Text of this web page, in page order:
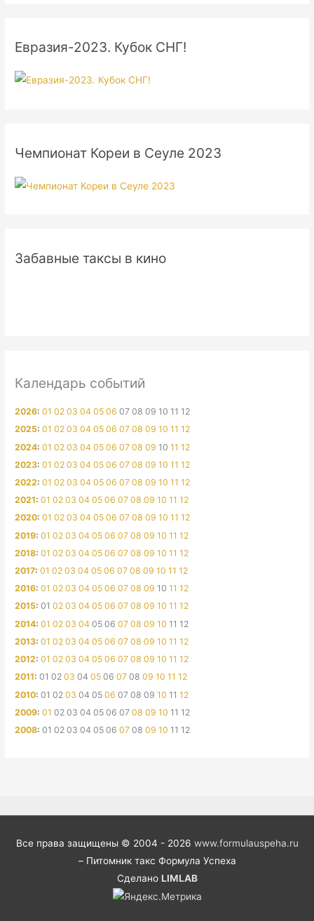
Евразия-2023. Кубок СНГ!
Чемпионат Кореи в Сеуле 2023
Забавные таксы в кино
Календарь событий
2026:01 02 03 04 05 06 07 08 09 10 11 12
2025:01 02 03 04 05 06 07 08 09 10 11 12
2024:01 02 03 04 05 06 07 08 09 10 11 12
2023:01 02 03 04 05 06 07 08 09 10 11 12
2022:01 02 03 04 05 06 07 08 09 10 11 12
2021:01 02 03 04 05 06 07 08 09 10 11 12
2020:01 02 03 04 05 06 07 08 09 10 11 12
2019:01 02 03 04 05 06 07 08 09 10 11 12
2018:01 02 03 04 05 06 07 08 09 10 11 12
2017:01 02 03 04 05 06 07 08 09 10 11 12
2016:01 02 03 04 05 06 07 08 09 10 11 12
2015:01 02 03 04 05 06 07 08 09 10 11 12
2014:01 02 03 04 05 06 07 08 09 10 11 12
2013:01 02 03 04 05 06 07 08 09 10 11 12
2012:01 02 03 04 05 06 07 08 09 10 11 12
2011:01 02 03 04 05 06 07 08 09 10 11 12
2010:01 02 03 04 05 06 07 08 09 10 11 12
2009:01 02 03 04 05 06 07 08 09 10 11 12
2008:01 02 03 04 05 06 07 08 09 10 11 12
Все права защищены © 2004 - 2026 www.formulauspeha.ru
– Питомник такс Формула Успеха
Сделано LIMLAB